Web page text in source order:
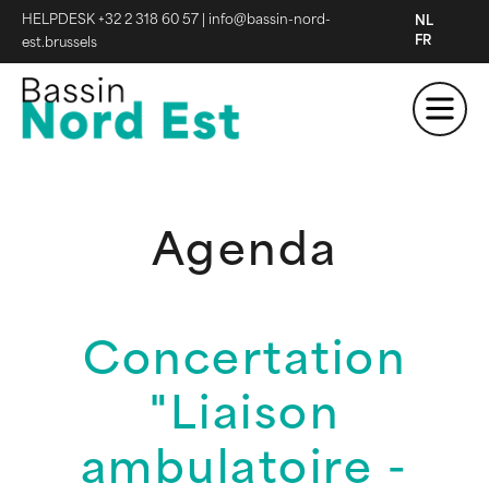
HELPDESK +32 2 318 60 57
info@bassin-nord-
est.brussels
NL
FR
Agenda
Concertation
"Liaison
ambulatoire -